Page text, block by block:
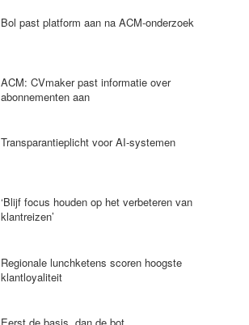
Bol past platform aan na ACM-onderzoek
ACM: CVmaker past informatie over
abonnementen aan
Transparantieplicht voor AI-systemen
‘Blijf focus houden op het verbeteren van
klantreizen’
Regionale lunchketens scoren hoogste
klantloyaliteit
Eerst de basis, dan de bot